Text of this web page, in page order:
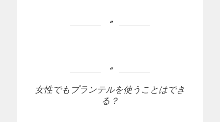
女性でもプランテルを使うことはでき
る？